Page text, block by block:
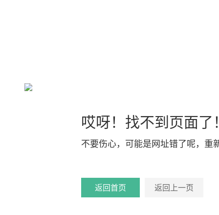
哎呀！找不到页面了
不要伤心，可能是网址错了呢，重
返回首页 返回上一页